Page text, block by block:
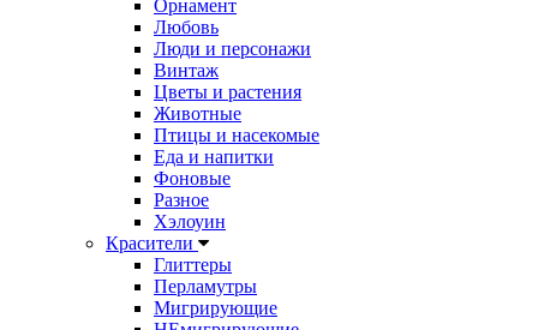
Орнамент
Любовь
Люди и персонажи
Винтаж
Цветы и растения
Животные
Птицы и насекомые
Еда и напитки
Фоновые
Разное
Хэлоуин
Красители
Глиттеры
Перламутры
Мигрирующие